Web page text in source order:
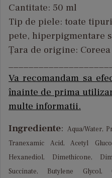
Cantitate: 50 ml
Tip de piele: toate
pete, hiperpigmentare
Țara de origine: Coreea
Va recomandam sa
înainte de prima
multe informatii.
Ingrediente: Aqua/Water,
Tranexamic Acid, Acetyl
Hexanediol, Dimethicone,
Succinate, Butylene